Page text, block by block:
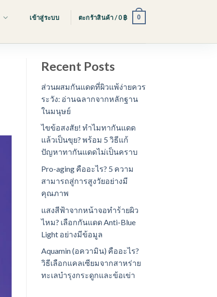
เข้าสู่ระบบ ตะกร้าสินค้า /0฿ 0
Recent Posts
ส่วนผสมกันแดดที่ผิวแพ้ง่ายควร
ระวัง: อ่านฉลากจากหลักฐาน
ในมนุษย์
ไขข้อสงสัย! ทำไมทากันแดด
แล้วเป็นขุย? พร้อม 5 วิธีแก้
ปัญหาทากันแดดไม่เป็นคราบ
Pro-aging คืออะไร? 5 ความ
สามารถสู่การสูงวัยอย่างมี
คุณภาพ
แสงสีฟ้าจากหน้าจอทำร้ายผิว
ไหม? เลือกกันแดด Anti-Blue
Light อย่างมีข้อมูล
Aquamin (อความิน) คืออะไร?
วิธีเลือกแคลเซียมจากสาหร่าย
ทะเลบำรุงกระดูกและข้อเข่า